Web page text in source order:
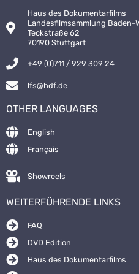
Haus des Dokumentarfilms
Landesfilmsammlung Baden-
Teckstraße 62
70190 Stuttgart
+49 (0)711 / 929 309 24
lfs@hdf.de
OTHER LANGUAGES
English
Français
Showreels
WEITERFÜHRENDE LINKS
FAQ
DVD Edition
Haus des Dokumentarfilms